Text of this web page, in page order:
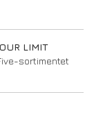
LIMIT
sortimentet